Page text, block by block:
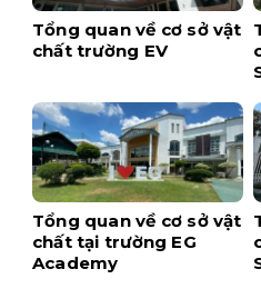
Tổng quan về cơ sở vật
chất trường EV
Tổng quan về cơ sở vật
chất tại trường EG
Academy